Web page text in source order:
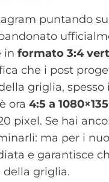
puntando
in formato 3:4
che i post
griglia,
ora 4:5 a
pixel. Se hai
ma per i
e garantisce
griglia.